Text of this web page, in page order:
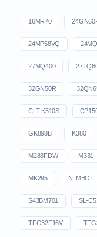
16MR70
24MP58VQ
27MQ400
32GN50R
CLT-K510S
GK898B K380
M283FDW M331
MK295 NIIMBOT
S43BM701 SL-
TFG32F16V